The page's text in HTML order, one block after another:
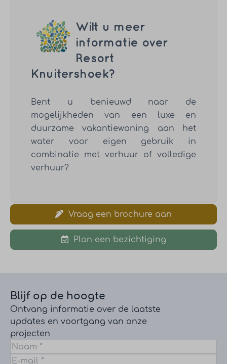
Wilt u meer
informatie over
Resort
Knuitershoek?
Bent u benieuwd naar de
mogelijkheden van een luxe en
duurzame vakantiewoning aan het
water voor eigen gebruik in
combinatie met verhuur of volledige
verhuur?
Vraag een brochure aan
Plan een bezichtiging
Blijf op de hoogte
Ontvang informatie over de laatste
updates en voortgang van onze
projecten